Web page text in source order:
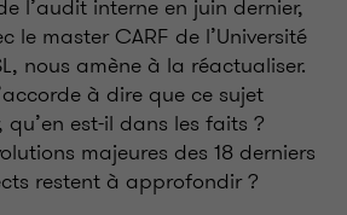
l’audit interne en juin dernier,
le master CARF de l’Université
nous amène à la réactualiser.
à dire que ce sujet
qu’en est-il dans les faits ?
majeures des 18 derniers
restent à approfondir ?